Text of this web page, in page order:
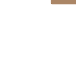
トライアルセット